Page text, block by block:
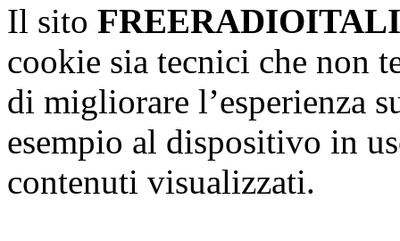
Il sito
cookie sia tecnici che non
di migliorare l’esperienza
esempio al dispositivo in
contenuti visualizzati.